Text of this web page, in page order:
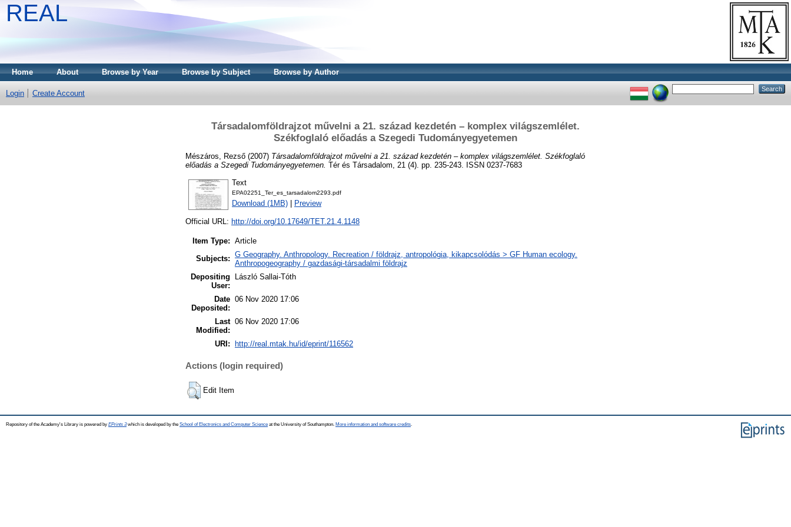
REAL
Home About Browse by Year Browse by Subject Browse by Author
Login Create Account
Társadalomföldrajzot művelni a 21. század kezdetén – komplex világszemlélet.
Székfoglaló előadás a Szegedi Tudományegyetemen
Mészáros, Rezső (2007) Társadalomföldrajzot művelni a 21. század kezdetén – komplex világszemlélet. Székfoglaló
előadás a Szegedi Tudományegyetemen. Tér és Társadalom, 21 (4). pp. 235-243. ISSN 0237-7683
Text
EPA02251_Ter_es_tarsadalom2293.pdf
Download (1MB) Preview
Official URL: http://doi.org/10.17649/TET.21.4.1148
Item Type: Article
Subjects: G Geography. Anthropology. Recreation / földrajz, antropológia, kikapcsolódás > GF Human ecology.
Anthropogeography / gazdasági-társadalmi földrajz
Depositing
User:
László Sallai-Tóth
Date
Deposited:
06 Nov 2020 17:06
Last
Modified:
06 Nov 2020 17:06
URI: http://real.mtak.hu/id/eprint/116562
Actions (login required)
Edit Item
Repository of the Academy's Library is powered by EPrints 3which is developed by the School of Electronics and Computer Science at the University of Southampton. More information and software credits